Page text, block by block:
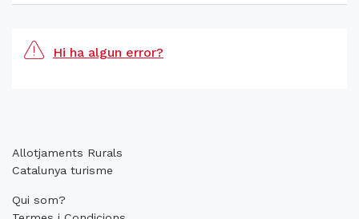
Hi ha algun error?
Allotjaments Rurals
Catalunya turisme
Qui som?